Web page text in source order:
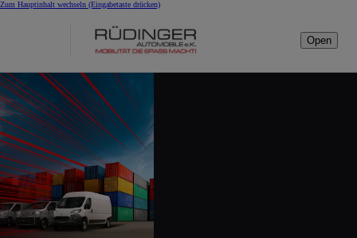
Zum Hauptinhalt wechseln (Eingabetaste drücken)
Open